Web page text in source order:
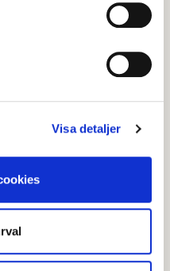
Visa detaljer
som registreras
är felaktiga eller
uppgifter kan du